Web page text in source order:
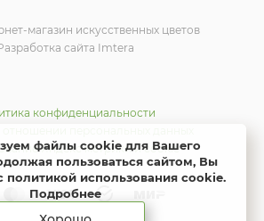
магазин искусственных цветов
сайта Imtera
конфиденциальности
Яндекс метрики и cookie
файлы cookie для Вашего
пользоваться сайтом, Вы
политикой использования cookie.
Подробнее